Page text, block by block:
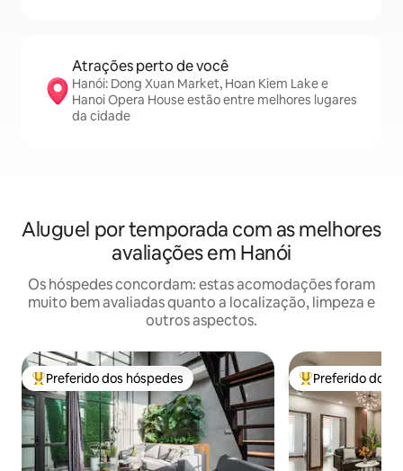
Atrações perto de você
Hanói: Dong Xuan Market, Hoan Kiem Lake e
Hanoi Opera House estão entre melhores lugares
da cidade
Aluguel por temporada com as melhores
avaliações em Hanói
Os hóspedes concordam: estas acomodações foram
muito bem avaliadas quanto a localização, limpeza e
outros aspectos.
Entre os melhores preferidos dos hóspedes
Preferido dos hóspedes Entre os
Preferido dos